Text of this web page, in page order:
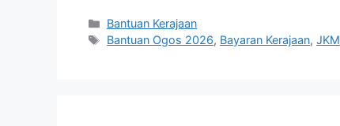
Categories
Bantuan Kerajaan
Tags
Bantuan Ogos 2026, Bayaran Kerajaan,JKM